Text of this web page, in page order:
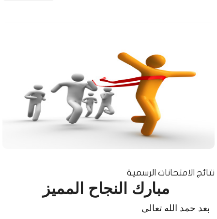
نتائج الامتحانات الرسمية
مبارك النجاح المميز
بعد حمد الله تعالى